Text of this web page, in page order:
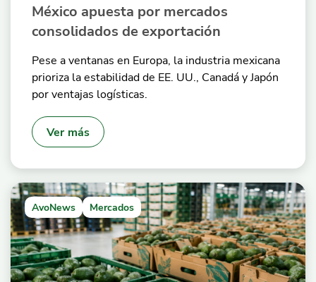
México apuesta por mercados
consolidados de exportación
Pese a ventanas en Europa, la industria mexicana
prioriza la estabilidad de EE. UU., Canadá y Japón
por ventajas logísticas.
Ver más
AvoNews Mercados